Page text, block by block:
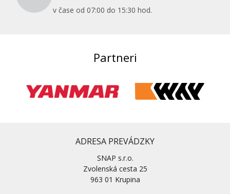
v čase od 07:00 do 15:30 hod.
Partneri
ADRESA PREVÁDZKY
SNAP s.r.o.
Zvolenská cesta 25
963 01 Krupina